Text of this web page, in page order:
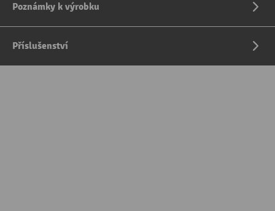
Poznámky k výrobku
Příslušenství